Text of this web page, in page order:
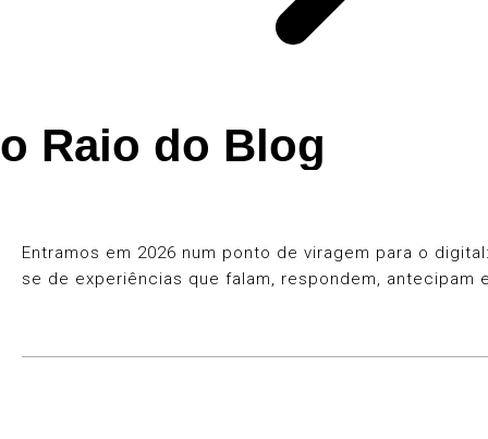
o Raio do Blog
Entramos em 2026 num ponto de viragem para o
se de experiências que falam, respondem, antecipam